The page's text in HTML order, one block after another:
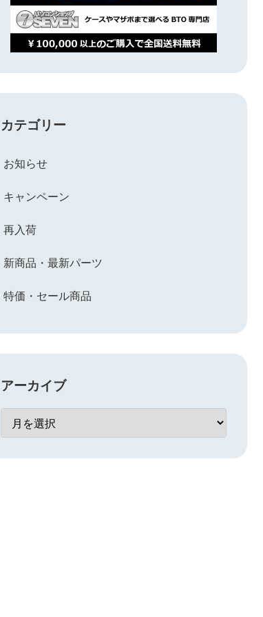
カテゴリー
お知らせ
キャンペーン
再入荷
新商品・最新パーツ
特価・セール商品
アーカイブ